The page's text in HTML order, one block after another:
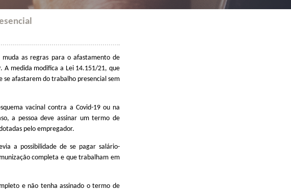
as regras para o afastamento de
A medida modifica a Lei 14.151/21, que
se afastarem do trabalho presencial sem
vacinal contra a Covid-19 ou na
a pessoa deve assinar um termo de
pelo empregador.
a possibilidade de se pagar salário-
completa e que trabalham em
e não tenha assinado o termo de